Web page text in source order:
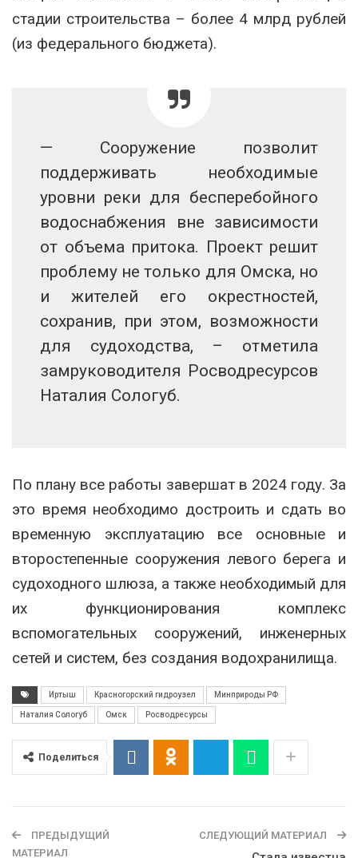
стадии строительства – более 4 млрд рублей
(из федерального бюджета).
— Сооружение позволит
поддерживать необходимые
уровни реки для бесперебойного
водоснабжения вне зависимости
от объема притока. Проект решит
проблему не только для Омска, но
и жителей его окрестностей,
сохранив, при этом, возможности
для судоходства, – отметила
замруководителя Росводресурсов
Наталия Сологуб.
По плану все работы завершат в 2024 году. За
это время необходимо достроить и сдать во
временную эксплуатацию все основные и
второстепенные сооружения левого берега и
судоходного шлюза, а также необходимый для
их функционирования комплекс
вспомогательных сооружений, инженерных
сетей и систем, без создания водохранилища.
Иртыш Красногорский гидроузел Минприроды РФ
Наталия Сологуб Омск Росводресурсы
Поделиться
ПРЕДЫДУЩИЙ
МАТЕРИАЛ
СЛЕДУЮЩИЙ МАТЕРИАЛ